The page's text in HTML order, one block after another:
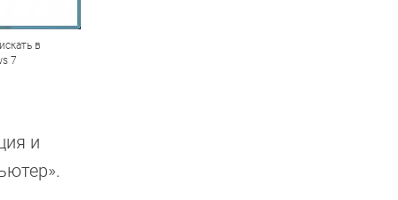
в
7
и